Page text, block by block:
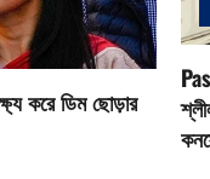
করে ডিম ছোড়ার